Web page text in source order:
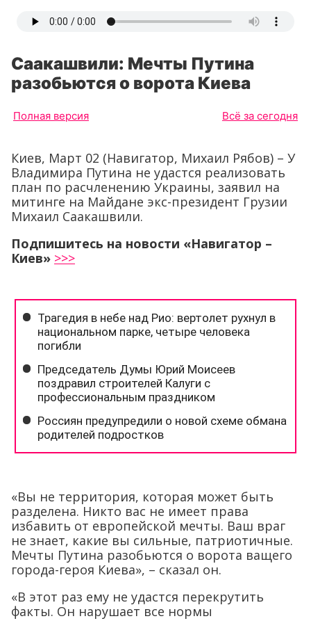
Саакашвили: Мечты Путина
разобьются о ворота Киева
Полная версия Всё за сегодня
Киев, Март 02 (Навигатор, Михаил Рябов) – У
Владимира Путина не удастся реализовать
план по расчленению Украины, заявил на
митинге на Майдане экс-президент Грузии
Михаил Саакашвили.
Подпишитесь на новости «Навигатор –
Киев» >>>
«Вы не территория, которая может быть
разделена. Никто вас не имеет права
избавить от европейской мечты. Ваш враг
не знает, какие вы сильные, патриотичные.
Мечты Путина разобьются о ворота ващего
города-героя Киева», – сказал он.
«В этот раз ему не удастся перекрутить
факты. Он нарушает все нормы